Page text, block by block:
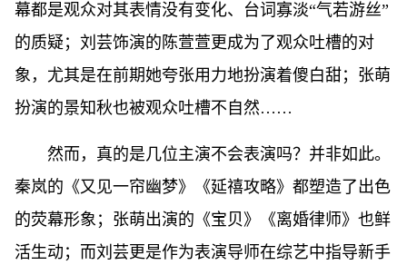
幕都是观众对其表情没有变化、台词寡淡“气若游丝”
的质疑；刘芸饰演的陈萱萱更成为了观众吐槽的对
象，尤其是在前期她夸张用力地扮演着傻白甜；张萌
扮演的景知秋也被观众吐槽不自然……
然而，真的是几位主演不会表演吗？并非如此。
秦岚的《又见一帘幽梦》《延禧攻略》都塑造了出色
的荧幕形象；张萌出演的《宝贝》《离婚律师》也鲜
活生动；而刘芸更是作为表演导师在综艺中指导新手